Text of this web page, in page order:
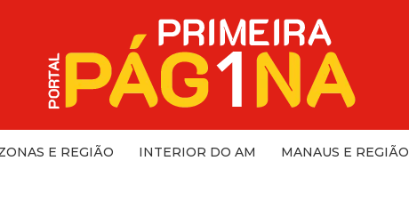
E REGIÃO INTERIOR DO AM MANAUS E REGIÃO